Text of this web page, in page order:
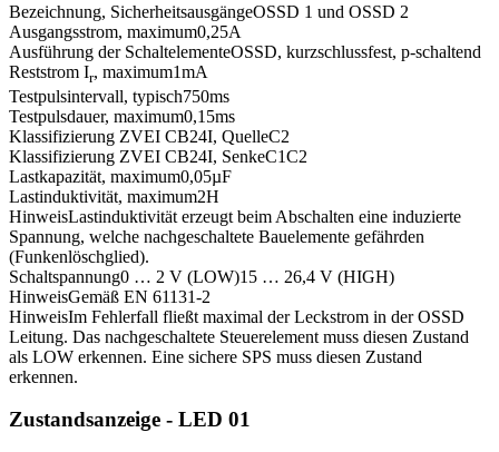
Bezeichnung, SicherheitsausgängeOSSD 1 und OSSD 2
Ausgangsstrom, maximum0,25A
Ausführung der SchaltelementeOSSD, kurzschlussfest, p-schaltend
Reststrom Ir, maximum1mA
Testpulsintervall, typisch750ms
Testpulsdauer, maximum0,15ms
Klassifizierung ZVEI CB24I, QuelleC2
Klassifizierung ZVEI CB24I, SenkeC1C2
Lastkapazität, maximum0,05µF
Lastinduktivität, maximum2H
HinweisLastinduktivität erzeugt beim Abschalten eine induzierte
Spannung, welche nachgeschaltete Bauelemente gefährden
(Funkenlöschglied).
Schaltspannung0 … 2 V (LOW)15 … 26,4 V (HIGH)
HinweisGemäß EN 61131-2
HinweisIm Fehlerfall fließt maximal der Leckstrom in der OSSD
Leitung. Das nachgeschaltete Steuerelement muss diesen Zustand
als LOW erkennen. Eine sichere SPS muss diesen Zustand
erkennen.
Zustandsanzeige - LED 01